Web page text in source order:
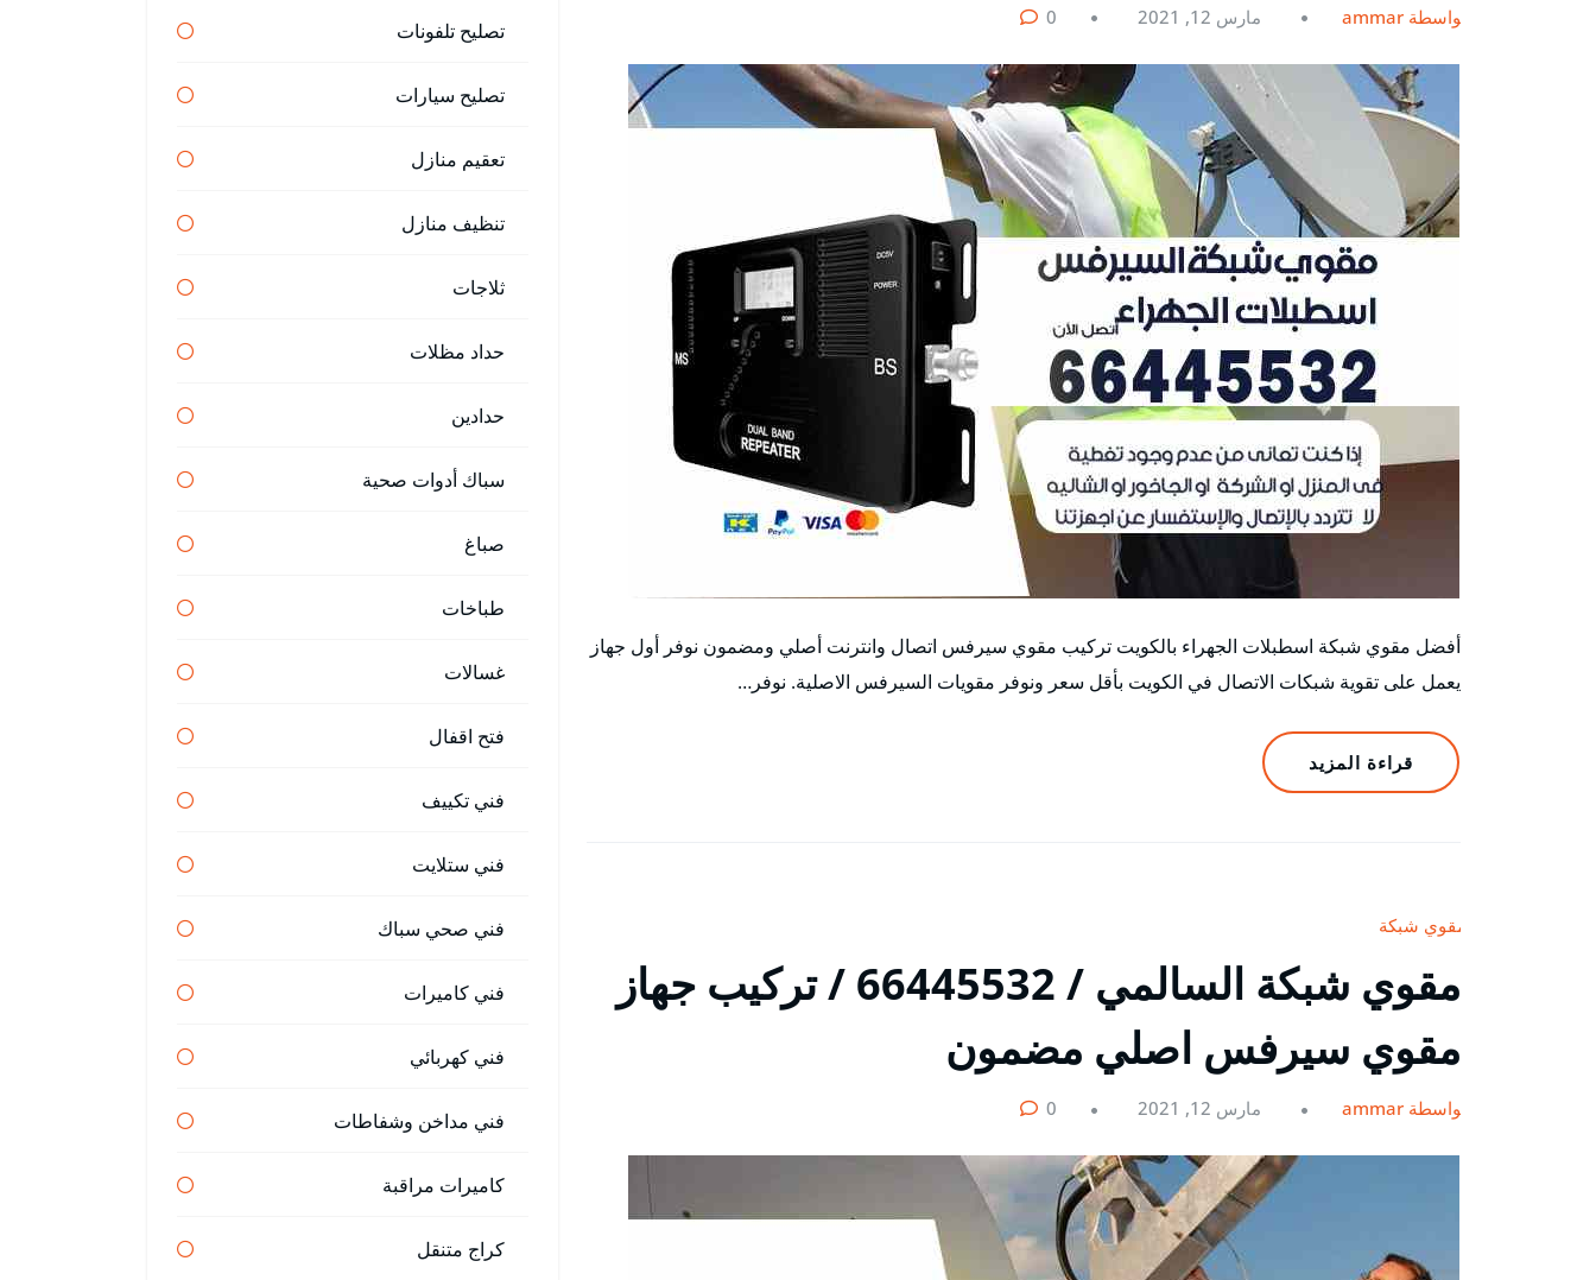
بواسطة ammar مارس 12, 2021 0
أفضل مقوي شبكة اسطبلات الجهراء بالكويت تركيب مقوي سيرفس اتصال وانترنت أصلي ومضمون نوفر أول جهاز
يعمل على تقوية شبكات الاتصال في الكويت بأقل سعر ونوفر مقويات السيرفس الاصلية. نوفر…
قراءة المزيد
مقوي شبكة
مقوي شبكة السالمي / 66445532 / تركيب جهاز
مقوي سيرفس اصلي مضمون
بواسطة ammar مارس 12, 2021 0
تصليح تلفونات
تصليح سيارات
تعقيم منازل
تنظيف منازل
ثلاجات
حداد مظلات
حدادين
سباك أدوات صحية
صباغ
طباخات
غسالات
فتح اقفال
فني تكييف
فني ستلايت
فني صحي سباك
فني كاميرات
فني كهربائي
فني مداخن وشفاطات
كاميرات مراقبة
كراج متنقل